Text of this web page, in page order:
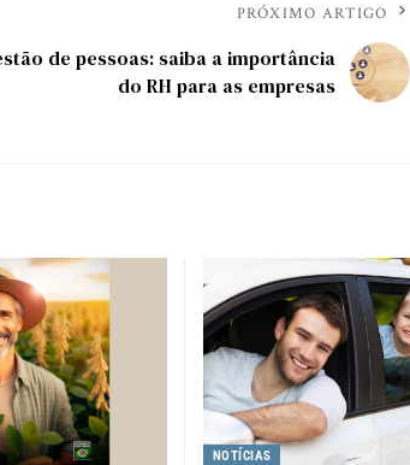
PRÓXIMO ARTIGO
de pessoas: saiba a importância
do RH para as empresas
NOTÍCIAS